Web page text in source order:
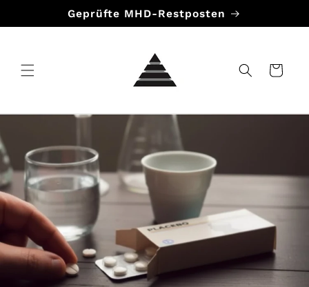
Inhalt
Geprüfte MHD-Restposten
Warenkorb